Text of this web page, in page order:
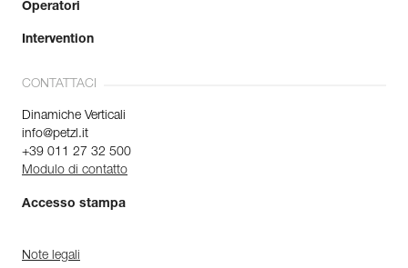
Operatori
Intervention
CONTATTACI
Dinamiche Verticali
info@petzl.it
+39 011 27 32 500
Modulo di contatto
Accesso stampa
Note legali